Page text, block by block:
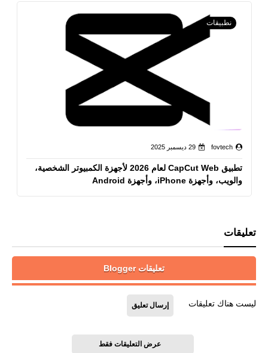
نطبيقات
fovtech 29 ديسمبر 2025
تطبيق CapCut Web لعام 2026 لأجهزة الكمبيوتر الشخصية،
والويب، وأجهزة iPhone، وأجهزة Android
تعليقات
تعليقات Blogger
ليست هناك تعليقات إرسال تعليق
عرض التعليقات فقط